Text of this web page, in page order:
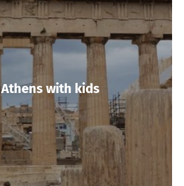
Athens with kids